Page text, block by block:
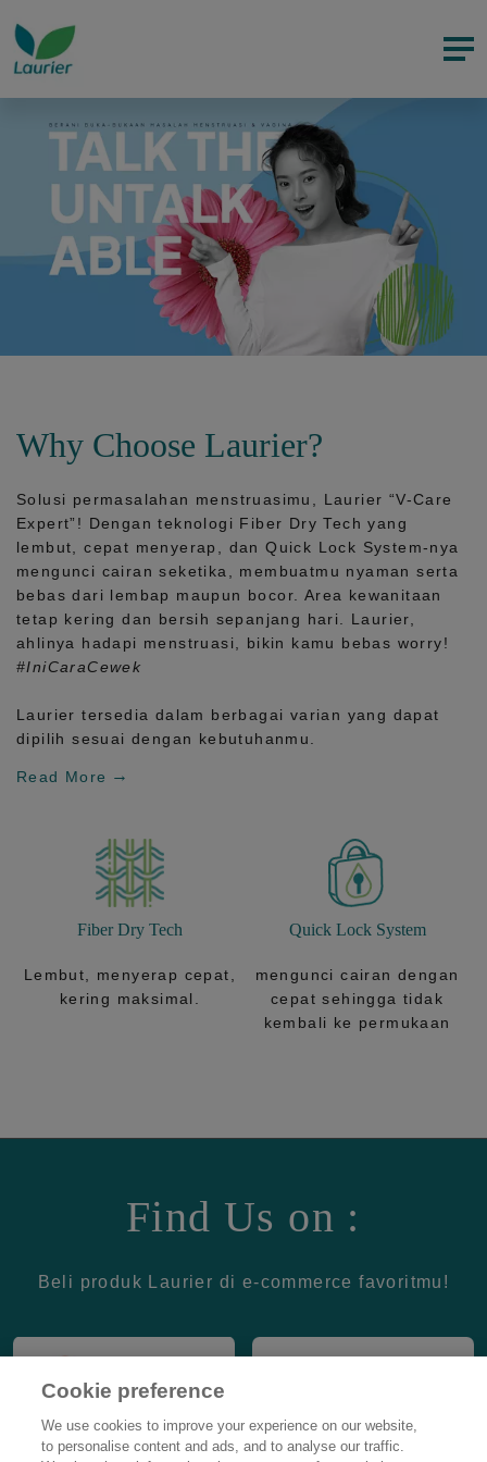
Why Choose Laurier?
Solusi permasalahan menstruasimu, Laurier “V-Care
Expert”! Dengan teknologi Fiber Dry Tech yang
lembut, cepat menyerap, danQuick Lock System-nya
mengunci cairan seketika, membuatmu nyaman serta
bebas dari lembap maupun bocor. Area kewanitaan
tetap kering dan bersih sepanjang hari.
Laurier,
ahlinya hadapi menstruasi, bikin kamu bebas worry!
#IniCaraCewek
Laurier tersedia dalam berbagai varian yang dapat
dipilih sesuai dengan kebutuhanmu.
Read More
Fiber Dry Tech
Lembut, menyerap cepat,
kering maksimal.
Quick Lock System
mengunci cairan dengan
cepat sehingga tidak
kembali ke permukaan
Find Us on :
Beli produk Laurier di e-commerce favoritmu!
Cookie preference
We use cookies to improve your experience on our website,
to personalise content and ads, and to analyse our traffic.